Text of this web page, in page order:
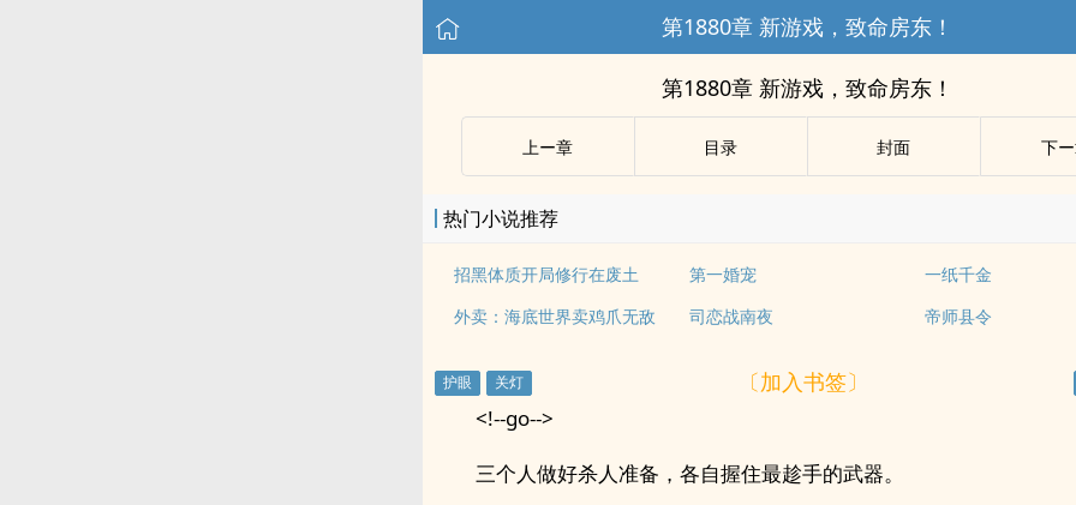
第1880章 新游戏，致命房东！
第1880章 新游戏，致命房东！
上ー章 目录 封面 下
热门小说推荐
招黑体质开局修行在废土 第一婚宠
一纸千金
外卖：海底世界卖鸡爪无敌
司恋战南夜 帝师县令
〔加入书签〕
<!--go-->
三个人做好杀人准备，各自握住最趁手的武器。